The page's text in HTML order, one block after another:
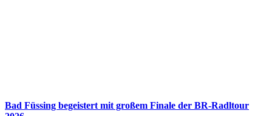
Bad Füssing begeistert mit großem Finale der BR-Radltour